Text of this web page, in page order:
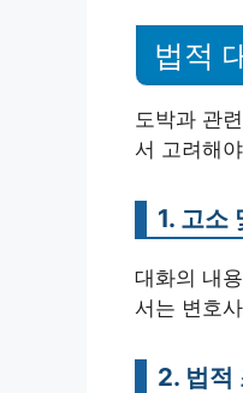
법적
도박과 관
서 고려해
1. 고소
대화의 내
서는 변호
2. 법적